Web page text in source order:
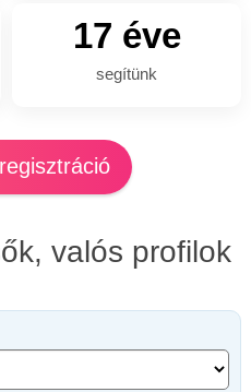
17 éve
segítünk
valós profilok